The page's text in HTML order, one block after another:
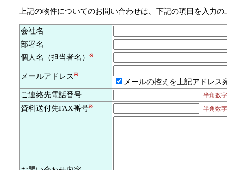
上記の物件についてのお問い合わせは、下記の項目を入力
会社名
部署名
個人名（担当者名）
※
メールアドレス ※
メールの控えを上記アドレス
ご連絡先電話番号
半角数
資料送付先FAX番号※ 半角数